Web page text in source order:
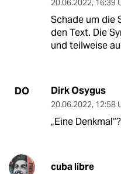
20.06.2022, 16:39
Schade um die
den Text. Die
und teilweise
DO Dirk Osygus
20.06.2022, 12:58
„Eine Denkmal“?
cuba libre